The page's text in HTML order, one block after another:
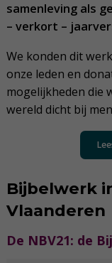
samenleving als
– verkort –
We konden dit
onze leden en
mogelijkheden die
wereld dicht bij
Bijbelwerk
Vlaanderen
De NBV21: de